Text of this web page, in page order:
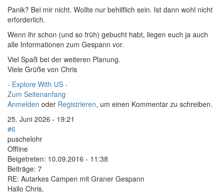
Panik? Bei mir nicht. Wollte nur behilflich sein. Ist dann wohl nicht
erforderlich.
Wenn ihr schon (und so früh) gebucht habt, liegen euch ja auch
alle Informationen zum Gespann vor.
Viel Spaß bei der weiteren Planung.
Viele Grüße von Chris
- Explore With US -
Zum Seitenanfang
Anmelden oder Registrieren, um einen Kommentar zu schreiben.
25. Juni 2026 - 19:21
#6
puschelohr
Offline
Beigetreten: 10.09.2016 - 11:38
Beiträge: 7
RE: Autarkes Campen mit Graner Gespann
Hallo Chris,